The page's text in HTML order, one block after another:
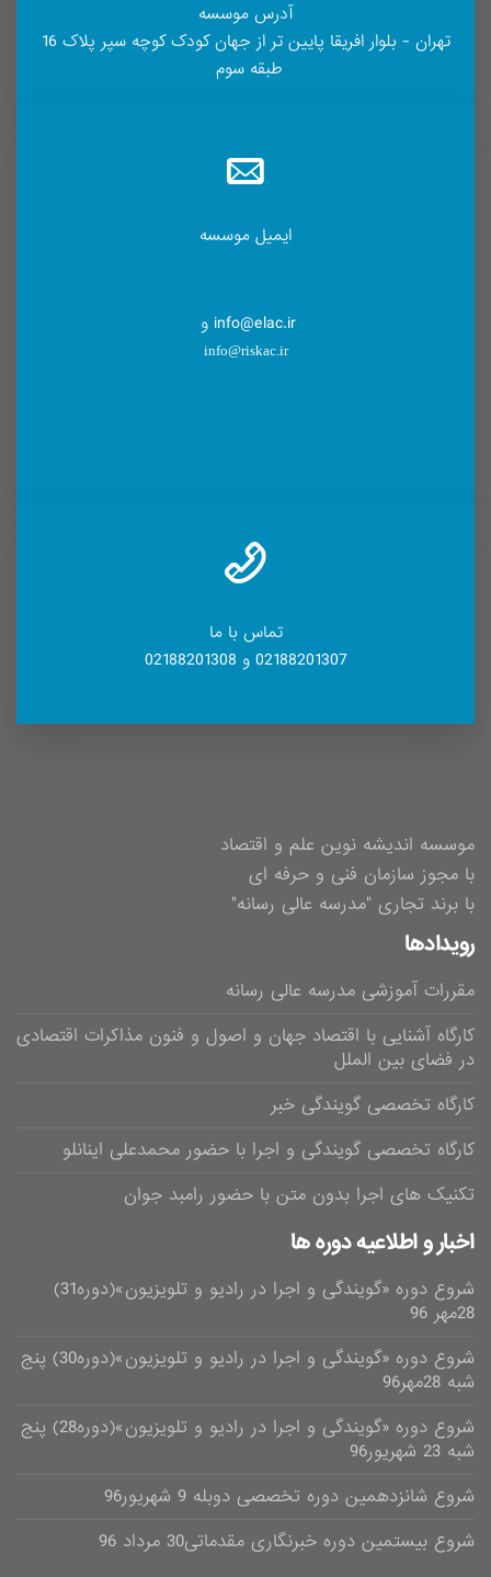
آدرس موسسه
تهران - بلوار افریقا پایین تر از جهان کودک کوچه سپر پلاک 16
طبقه سوم
ایمیل موسسه
info@elac.ir و
info@riskac.ir
تماس با ما
02188201307 و 02188201308
موسسه اندیشه نوین علم و اقتصاد
با مجوز سازمان فنی و حرفه ای
با برند تجاری "مدرسه عالی رسانه"
رویدادها
مقررات آموزشی مدرسه عالی رسانه
کارگاه آشنایی با اقتصاد جهان و اصول و فنون مذاکرات اقتصادی
در فضای بین الملل
کارگاه تخصصی گویندگی خبر
کارگاه تخصصی گویندگی و اجرا با حضور محمدعلی اینانلو
تکنیک های اجرا بدون متن با حضور رامبد جوان
اخبار و اطلاعیه دوره ها
شروع دوره «گویندگی و اجرا در رادیو و تلویزیون»(دوره31)
28مهر 96
شروع دوره «گویندگی و اجرا در رادیو و تلویزیون»(دوره30) پنج
شبه 28مهر96
شروع دوره «گویندگی و اجرا در رادیو و تلویزیون»(دوره28) پنج
شبه 23 شهریور96
شروع شانزدهمین دوره تخصصی دوبله 9 شهریور96
شروع بیستمین دوره خبرنگاری مقدماتی30 مرداد 96